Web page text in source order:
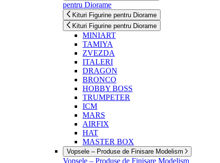
pentru Diorame
Kituri Figurine pentru Diorame
Kituri Figurine pentru Diorame
MINIART
TAMIYA
ZVEZDA
ITALERI
DRAGON
BRONCO
HOBBY BOSS
TRUMPETER
ICM
MARS
AIRFIX
HAT
MASTER BOX
Vopsele – Produse de Finisare Modelism
Vopsele – Produse de Finisare Modelism